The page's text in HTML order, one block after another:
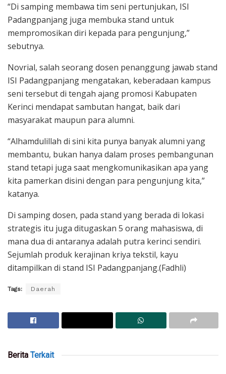
“Di samping membawa tim seni pertunjukan, ISI
Padangpanjang juga membuka stand untuk
mempromosikan diri kepada para pengunjung,”
sebutnya.
Novrial, salah seorang dosen penanggung jawab stand
ISI Padangpanjang mengatakan, keberadaan kampus
seni tersebut di tengah ajang promosi Kabupaten
Kerinci mendapat sambutan hangat, baik dari
masyarakat maupun para alumni.
“Alhamdulillah di sini kita punya banyak alumni yang
membantu, bukan hanya dalam proses pembangunan
stand tetapi juga saat mengkomunikasikan apa yang
kita pamerkan disini dengan para pengunjung kita,”
katanya.
Di samping dosen, pada stand yang berada di lokasi
strategis itu juga ditugaskan 5 orang mahasiswa, di
mana dua di antaranya adalah putra kerinci sendiri.
Sejumlah produk kerajinan kriya tekstil, kayu
ditampilkan di stand ISI Padangpanjang.(Fadhli)
Tags: Daerah
Berita Terkait